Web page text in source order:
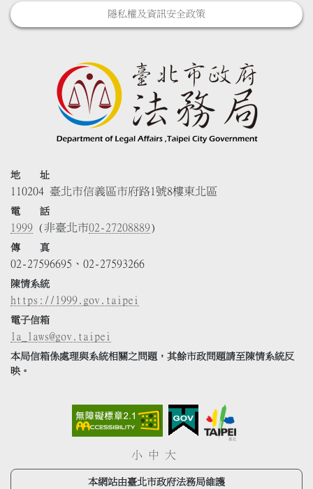
隱私權及資訊安全政策
地 址
110204 臺北市信義區市府路1號8樓東北區
電 話
1999 (非臺北市02-27208889)
傳 真
02-27596695、02-27593266
陳情系統
https://1999.gov.taipei
電子信箱
la_laws@gov.taipei
本局信箱係處理與系統相關之問題，其餘市政問題請至陳情系統反
映。
小 中 大
本網站由臺北市政府法務局維護